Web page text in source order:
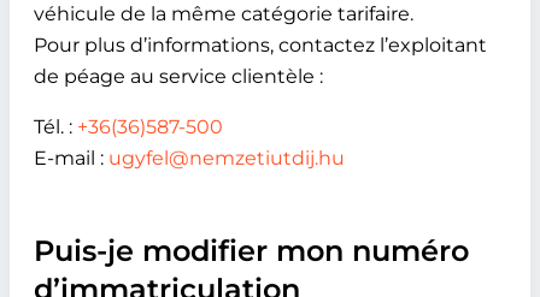
véhicule de la même catégorie tarifaire.
Pour plus d’informations, contactez l’exploitant
de péage au service clientèle :
Tél. : +36(36)587-500
E-mail : ugyfel@nemzetiutdij.hu
Puis-je modifier mon numéro
d’immatriculation